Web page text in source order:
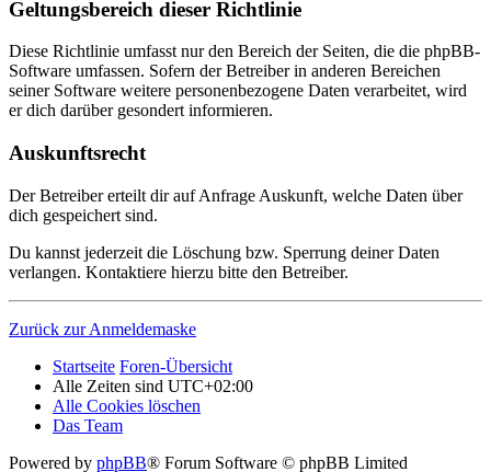
Geltungsbereich dieser Richtlinie
Diese Richtlinie umfasst nur den Bereich der Seiten, die die phpBB-
Software umfassen. Sofern der Betreiber in anderen Bereichen
seiner Software weitere personenbezogene Daten verarbeitet, wird
er dich darüber gesondert informieren.
Auskunftsrecht
Der Betreiber erteilt dir auf Anfrage Auskunft, welche Daten über
dich gespeichert sind.
Du kannst jederzeit die Löschung bzw. Sperrung deiner Daten
verlangen. Kontaktiere hierzu bitte den Betreiber.
Zurück zur Anmeldemaske
Startseite Foren-Übersicht
Alle Zeiten sind UTC+02:00
Alle Cookies löschen
Das Team
Powered by phpBB® Forum Software © phpBB Limited